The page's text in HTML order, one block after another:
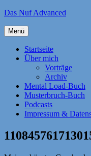
Zum
springen
Das Nuf Advanced
Menü
Startseite
Über mich
Vorträge
Archiv
Mental Load-Buch
Musterbruch-Buch
Podcasts
Impressum &